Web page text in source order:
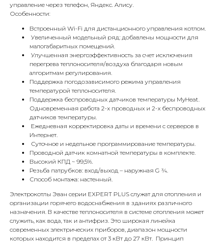
управление через телефон, Яндекс. Алису.
Особенности:
Встроенный Wi-Fi для дистанционного управления котлом.
Увеличенный модельный ряд: добавлены мощности для
малогабаритных помещений.
Улучшенная энергоэффективность за счет исключения
перегрева теплоносителя/воздуха благодаря новым
алгоритмам регулирования.
Поддержка погодозависимого режима управления
температурой теплоносителя.
Поддержка беспроводных датчиков температуры MyHeat.
Одновременная работа 2-х проводных и 2-х беспроводных
датчиков температуры.
Ежедневная корректировка даты и времени с серверов в
Интернет.
Суточное и недельное программирование температуры.
Проводной датчик комнатной температуры в комплекте.
Высокий КПД ~ 99,5%.
Резьба патрубков: вход/выход – наружная G ¾.
Способ монтажа: настенный.
Электрокотлы Эван серии EXPERT PLUS служат для отопления и
организации горячего водоснабжения в зданиях различного
назначения. В качестве теплоносителя в системе отопления может
служить, как вода, так и антифриз. Это широкая линейка
современных электрических приборов, диапазон мощности
которых находится в пределах от 3 кВт до 27 кВт. Принцип
Адрес
Г.Москва Волоколамское шоссе,
71/22к2
Пн-вс с 9:00 до 18:00
Телефон
8 495 233-79-79
КОНТАКТЫ